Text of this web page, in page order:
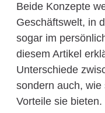
Beide Konzepte
Geschäftswelt, in
sogar im
diesem Artikel
Unterschiede
sondern auch,
Vorteile sie bieten.